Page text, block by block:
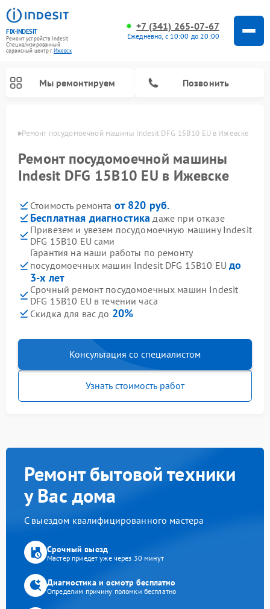
FIX-INDESIT
Ремонт устройств Indesit
Специализированный
cервисный центр г.Ижевск
+7 (341) 265-07-67
Ежедневно, с 10:00 до 20:00
Мы ремонтируем Позвонить
Ремонт посудомоечной машины Indesit DFG 15B10 EU в Ижевске
Ремонт посудомоечной машины
Indesit DFG 15B10 EU в Ижевске
Стоимость ремонта от 820 руб.
Бесплатная диагностика даже при отказе
Привезем и увезем посудомоечную машину Indesit
DFG 15B10 EU сами
Гарантия на наши работы по ремонту
посудомоечных машин Indesit DFG 15B10 EUдо
3-х лет
Срочный ремонт посудомоечных машин Indesit
DFG 15B10 EU в течении часа
Скидка для вас до 20%
Консультация со специалистом
Узнать стоимость работ
Ремонт бытовой техники
у Вас дома
С выездом квалифицированного мастера
Срочный выезд
Мастер приедет уже через 30 минут
Диагностика и осмотр бесплатно
Определим причину поломки бесплатно